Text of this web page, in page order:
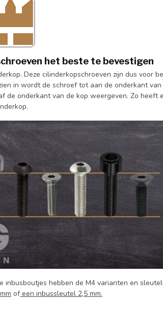
het beste te bevestigen
Deze cilinderkopschroeven zijn dus voor
in wordt de schroef tot aan de onderkant
de onderkant van de kop weergeven. Zo heeft
inbusboutjes hebben de M4 varianten en
ofeen inbussleutel 2,5 mm.